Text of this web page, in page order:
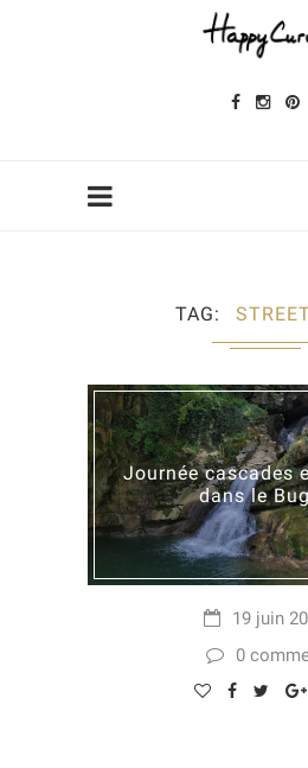
TAG
Journée cascades
dans le
19 juin
0